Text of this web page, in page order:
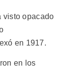
visto opacado
en 1917.
en los